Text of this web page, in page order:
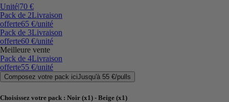
Unité|70 €
Pack de 2Livraison
offerte65 €/unité
Pack de 3Livraison
offerte60 €/unité
Meilleure vente
Pack de 4Livraison
offerte55 €/unité
Composez votre pack iciJusqu'à 55 €/pulls
Choisissez votre pack : Noir (x1) - Beige (x1)